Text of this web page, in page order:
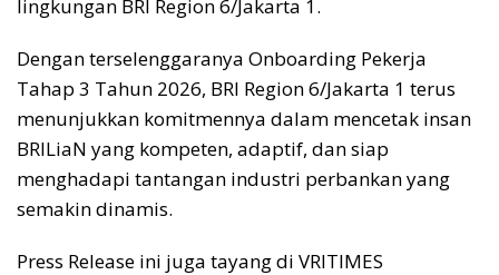
lingkungan BRI Region 6/Jakarta 1.
Dengan terselenggaranya Onboarding Pekerja
Tahap 3 Tahun 2026, BRI Region 6/Jakarta 1 terus
menunjukkan komitmennya dalam mencetak insan
BRILiaN yang kompeten, adaptif, dan siap
menghadapi tantangan industri perbankan yang
semakin dinamis.
Press Release ini juga tayang di VRITIMES